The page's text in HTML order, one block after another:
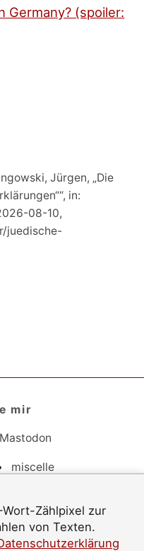
Germany? (spoiler:
Jürgen, „Die
in:
08-10,
juedische-
mir
Mastodon
miscelle
• Impressum
Zählpixel zur
von Texten.